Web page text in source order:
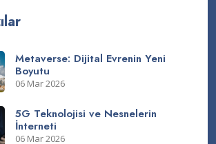
Metaverse: Dijital Evrenin Yeni
Boyutu
06 Mar 2026
5G Teknolojisi ve Nesnelerin
İnterneti
06 Mar 2026